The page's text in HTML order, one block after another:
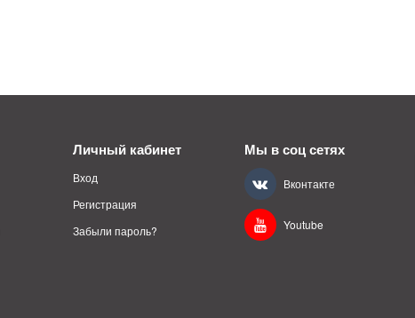
Личный кабинет
Вход
Регистрация
Забыли пароль?
Мы в соц сетях
Вконтакте
Youtube